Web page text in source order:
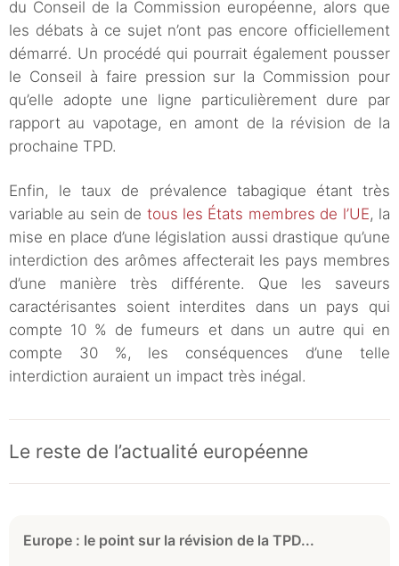
du Conseil de la Commission européenne, alors que
les débats à ce sujet n’ont pas encore officiellement
démarré. Un procédé qui pourrait également pousser
le Conseil à faire pression sur la Commission pour
qu’elle adopte une ligne particulièrement dure par
rapport au vapotage, en amont de la révision de la
prochaine TPD.
Enfin, le taux de prévalence tabagique étant très
variable au sein de tous les États membres de l’UE, la
mise en place d’une législation aussi drastique qu’une
interdiction des arômes affecterait les pays membres
d’une manière très différente. Que les saveurs
caractérisantes soient interdites dans un pays qui
compte 10 % de fumeurs et dans un autre qui en
compte 30 %, les conséquences d’une telle
interdiction auraient un impact très inégal.
Le reste de l’actualité européenne
Europe : le point sur la révision de la TPD...